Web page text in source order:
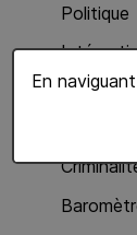
En
Politique
Economie